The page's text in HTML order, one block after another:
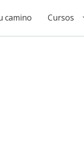
camino Cursos